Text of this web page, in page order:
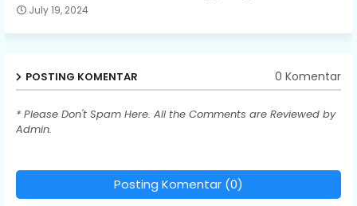
July 19, 2024
POSTING KOMENTAR 0 Komentar
* Please Don't Spam Here. All the Comments are Reviewed by
Admin.
Posting Komentar (0)